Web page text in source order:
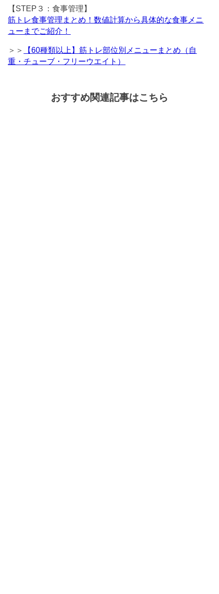
【STEP３：食事管理】
筋トレ食事管理まとめ！数値計算から具体的な食事メニ
ューまでご紹介！
＞＞
【60種類以上】筋トレ部位別メニューまとめ（自
重・チューブ・フリーウエイト）
おすすめ関連記事はこちら